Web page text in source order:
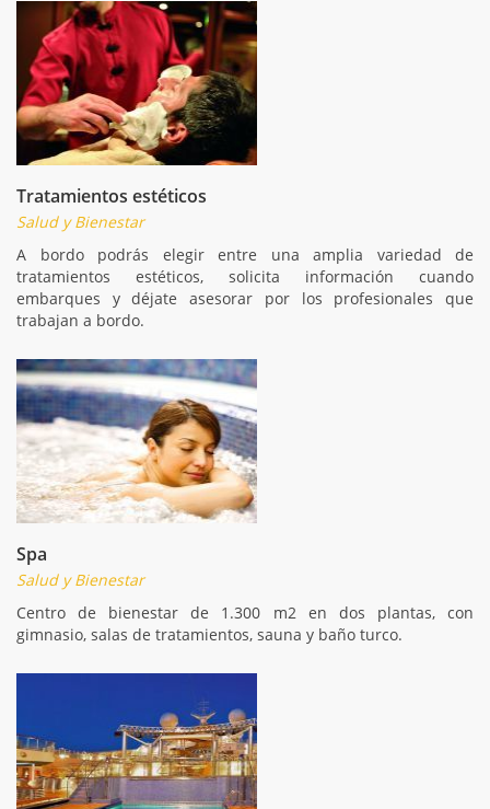
Tratamientos estéticos
Salud y Bienestar
A bordo podrás elegir entre una amplia variedad de
tratamientos estéticos, solicita información cuando
embarques y déjate asesorar por los profesionales que
trabajan a bordo.
Spa
Salud y Bienestar
Centro de bienestar de 1.300 m2 en dos plantas, con
gimnasio, salas de tratamientos, sauna y baño turco.